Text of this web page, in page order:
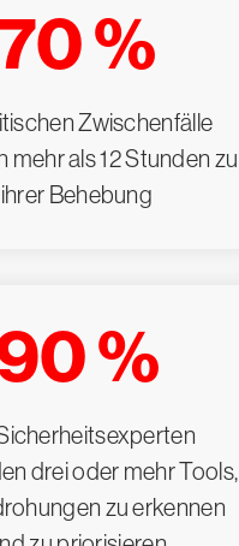
70 %
Zwischenfälle
mehr als 12 Stunden zu
ihrer Behebung
%
drei oder mehr Tools,
zu erkennen